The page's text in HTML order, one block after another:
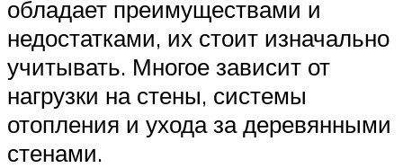
обладает преимуществами и
недостатками, их стоит изначально
учитывать. Многое зависит от
нагрузки на стены, системы
отопления и ухода за деревянными
стенами.